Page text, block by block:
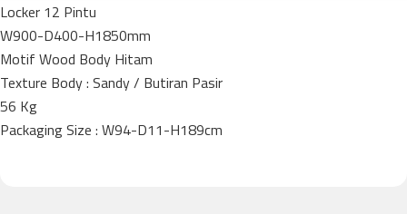
Locker 12 Pintu
W900-D400-H1850mm
Motif Wood Body Hitam
Texture Body : Sandy / Butiran Pasir
56 Kg
Packaging Size : W94-D11-H189cm